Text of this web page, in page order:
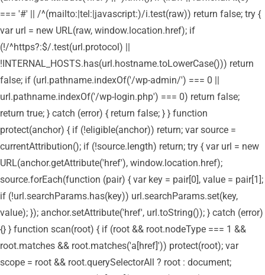
=== '#' || /^(mailto:|tel:|javascript:)/i.test(raw)) return false; try {
var url = new URL(raw, window.location.href); if
(!/^https?:$/.test(url.protocol) ||
!INTERNAL_HOSTS.has(url.hostname.toLowerCase())) return
false; if (url.pathname.indexOf('/wp-admin/') === 0 ||
url.pathname.indexOf('/wp-login.php') === 0) return false;
return true; } catch (error) { return false; } } function
protect(anchor) { if (!eligible(anchor)) return; var source =
currentAttribution(); if (!source.length) return; try { var url = new
URL(anchor.getAttribute('href'), window.location.href);
source.forEach(function (pair) { var key = pair[0], value = pair[1];
if (!url.searchParams.has(key)) url.searchParams.set(key,
value); }); anchor.setAttribute('href', url.toString()); } catch (error)
{} } function scan(root) { if (root && root.nodeType === 1 &&
root.matches && root.matches('a[href]')) protect(root); var
scope = root && root.querySelectorAll ? root : document;